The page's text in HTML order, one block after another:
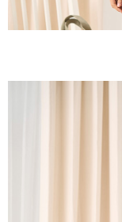
易，需依本服務之必要
權轉讓予恩沛科技股份
５．嚴禁一人註冊多個
恩沛科技股份有限公司
黑貓宅急便(包裹尺寸